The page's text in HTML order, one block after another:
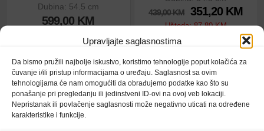
Upravljajte saglasnostima
Da bismo pružili najbolje iskustvo, koristimo tehnologije poput kolačića za
čuvanje i/ili pristup informacijama o uređaju. Saglasnost sa ovim
tehnologijama će nam omogućiti da obrađujemo podatke kao što su
ponašanje pri pregledanju ili jedinstveni ID-ovi na ovoj veb lokaciji.
Nepristanak ili povlačenje saglasnosti može negativno uticati na određene
karakteristike i funkcije.
Dubina: 54.5 cm
599,00 KM
439,00KM 351,20 KM
Ušteda:87,80KM
Dodaj u korpu